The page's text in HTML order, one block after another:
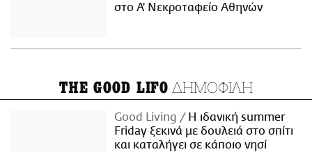
στο Α' Νεκροταφείο Αθηνών
THE GOOD LIFO ΔΗΜΟΦΙΛΗ
Good Living
Η ιδανική summer
Friday ξεκινά με δουλειά στο σπίτι
και καταλήγει σε κάποιο νησί